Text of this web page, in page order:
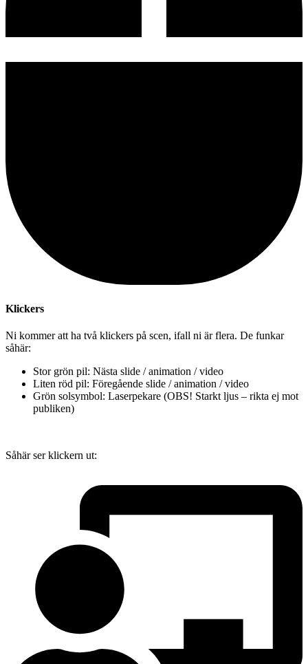
Klickers
Ni kommer att ha två klickers på scen, ifall ni är flera. De funkar
såhär:
Stor grön pil: Nästa slide / animation / video
Liten röd pil: Föregående slide / animation / video
Grön solsymbol: Laserpekare (OBS! Starkt ljus – rikta ej mot
publiken)
Såhär ser klickern ut: